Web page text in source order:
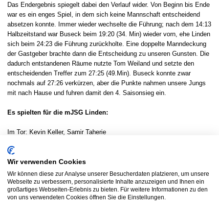
Das Endergebnis spiegelt dabei den Verlauf wider. Von Beginn bis Ende
war es ein enges Spiel, in dem sich keine Mannschaft entscheidend
absetzen konnte. Immer wieder wechselte die Führung; nach dem 14:13
Halbzeitstand war Buseck beim 19:20 (34. Min) wieder vorn, ehe Linden
sich beim 24:23 die Führung zurückholte. Eine doppelte Manndeckung
der Gastgeber brachte dann die Entscheidung zu unseren Gunsten. Die
dadurch entstandenen Räume nutzte Tom Weiland und setzte den
entscheidenden Treffer zum 27:25 (49.Min). Buseck konnte zwar
nochmals auf 27:26 verkürzen, aber die Punkte nahmen unsere Jungs
mit nach Hause und fuhren damit den 4. Saisonsieg ein.
Es spielten für die mJSG Linden:
Im Tor: Kevin Keller, Samir Taherie
Im Feld: Jakob Höhn (5/1) , Max Lubbadeh (3), Moritz Rühl (7), Jannik
Salmonn (5), Tom-Paul Volk, Tom Weiland (1) , Nick Weinandt (5),
Jannis Zörb (1)
Ergebnisdienst
Wir verwenden Cookies
Wir können diese zur Analyse unserer Besucherdaten platzieren, um unsere
Webseite zu verbessern, personalisierte Inhalte anzuzeigen und Ihnen ein
großartiges Webseiten-Erlebnis zu bieten. Für weitere Informationen zu den
von uns verwendeten Cookies öffnen Sie die Einstellungen.